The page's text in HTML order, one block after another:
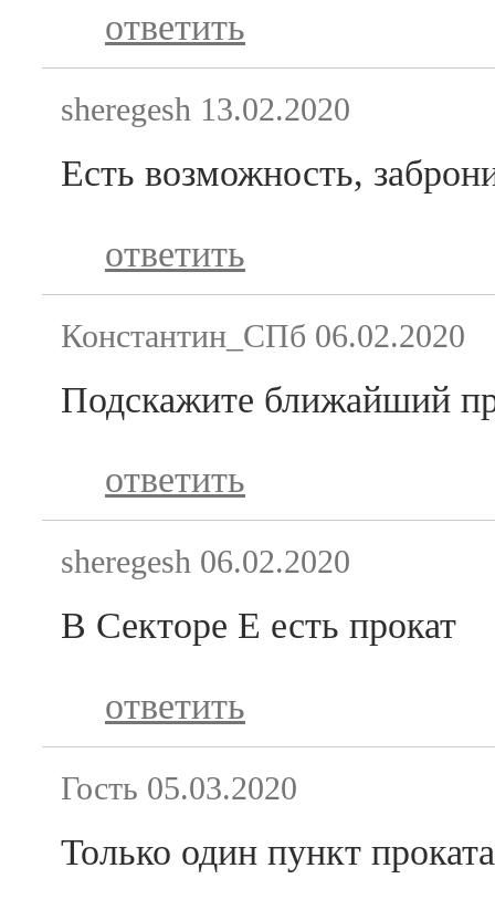
ответить
sheregesh 13.02.2020
Есть возможность,
ответить
Константин_СПб 06.02.2020
Подскажите ближайший
ответить
sheregesh 06.02.2020
В Секторе Е есть прокат
ответить
Гость 05.03.2020
Только один пункт